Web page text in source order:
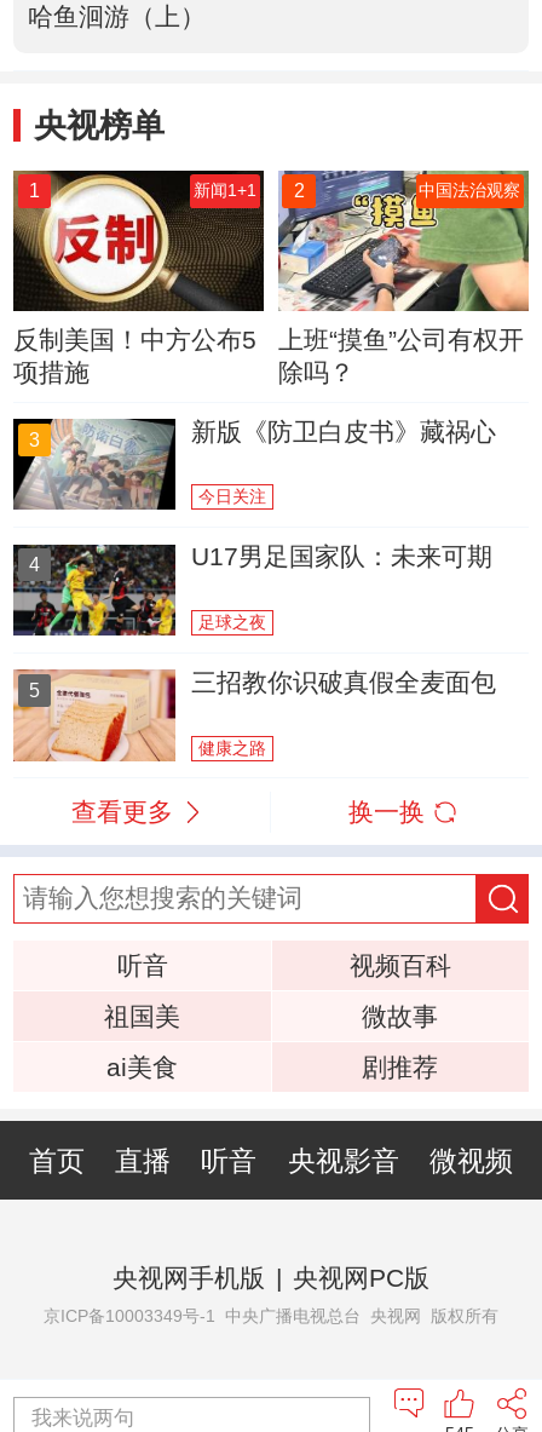
哈鱼洄游（上）
央视榜单
1 新闻1+1
反制美国！中方公布5
项措施
2 中国法治观察
上班“摸鱼”公司有权开
除吗？
3 新版《防卫白皮书》藏祸心
今日关注
4 U17男足国家队：未来可期
足球之夜
5 三招教你识破真假全麦面包
健康之路
查看更多 换一换
听音
视频百科
祖国美
微故事
ai美食
剧推荐
首页 直播 听音 央视影音 微视频
央视网手机版 | 央视网PC版
京ICP备10003349号-1 中央广播电视总台 央视网 版权所有
我来说两句